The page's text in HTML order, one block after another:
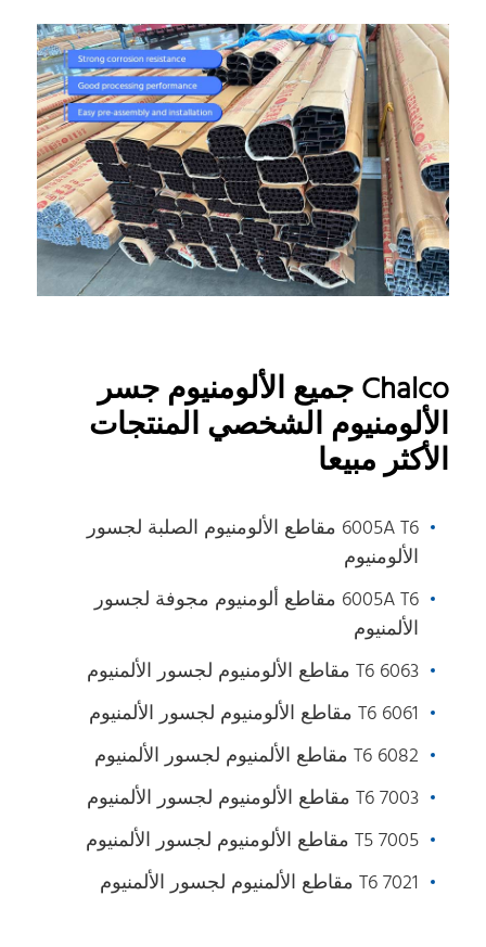
Chalco جميع الألومنيوم جسر
الألومنيوم الشخصي المنتجات
الأكثر مبيعا
6005A T6 مقاطع الألومنيوم الصلبة لجسور
الألومنيوم
6005A T6 مقاطع ألومنيوم مجوفة لجسور
الألمنيوم
6063 T6 مقاطع الألومنيوم لجسور الألمنيوم
6061 T6 مقاطع الألومنيوم لجسور الألمنيوم
6082 T6 مقاطع الألمنيوم لجسور الألمنيوم
7003 T6 مقاطع الألومنيوم لجسور الألمنيوم
7005 T5 مقاطع الألومنيوم لجسور الألمنيوم
7021 T6 مقاطع الألمنيوم لجسور الألمنيوم